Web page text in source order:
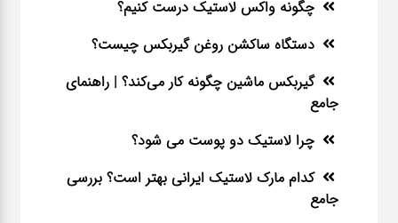
چگونه واکس لاستیک درست کنیم؟
دستگاه ساکشن روغن گیربکس چیست؟
گیربکس ماشین چگونه کار می‌کند؟ | راهنمای
جامع
چرا لاستیک دو پوست می شود؟
کدام مارک لاستیک ایرانی بهتر است؟ بررسی
جامع